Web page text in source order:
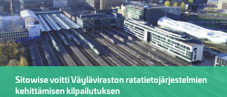
Sitowise voitti Väyläviraston ratatietojärjestelmien
kehittämisen kilpailutuksen